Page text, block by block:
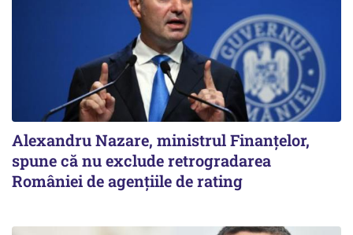
Alexandru Nazare, ministrul Finanţelor,
spune că nu exclude retrogradarea
României de agenţiile de rating